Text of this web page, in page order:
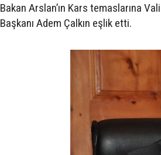
Bakan Arslan’ın Kars temaslarına
Başkanı Adem Çalkın eşlik etti.